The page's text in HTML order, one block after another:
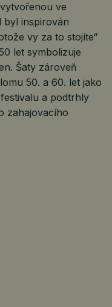
ve
byl inspirován
vy za to stojíte“
let symbolizuje
Šaty zároveň
50. a 60. let jako
a podtrhly
zahajovacího